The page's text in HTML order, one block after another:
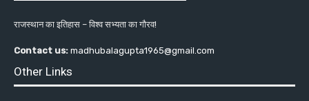
राजस्थान का इतिहास – विश्व सभ्यता का गौरव!
Contact us: madhubalagupta1965@gmail.com
Other Links